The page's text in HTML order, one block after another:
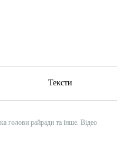
Тексти
голови райради та інше. Відео